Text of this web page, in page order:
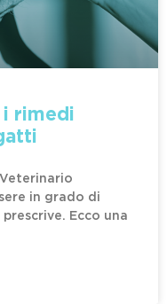
i rimedi
in grado di
Ecco una